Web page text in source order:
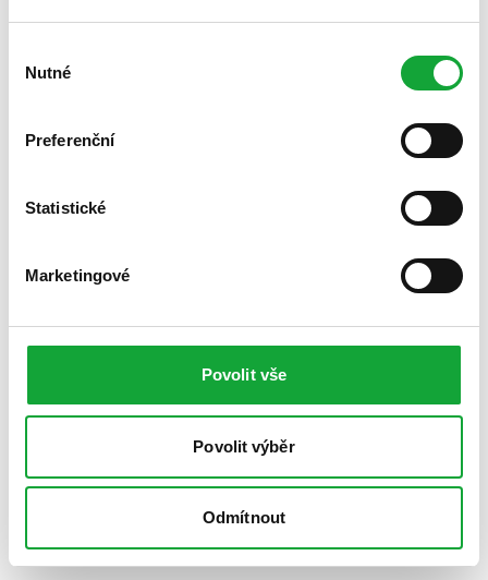
souhlasu
Nutné
Preferenční
Statistické
Marketingové
Povolit vše
Povolit výběr
Odmítnout